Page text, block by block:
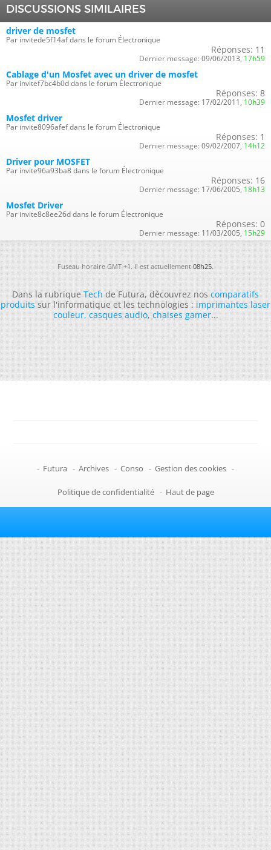
DISCUSSIONS SIMILAIRES
driver de mosfet
Par invitede5f14af dans le forum Électronique
Réponses: 11
Dernier message: 09/06/2013, 17h59
Cablage d'un Mosfet avec un driver de mosfet
Par invitef7bc4b0d dans le forum Électronique
Réponses: 8
Dernier message: 17/02/2011, 10h39
Mosfet driver
Par invite8096afef dans le forum Électronique
Réponses: 1
Dernier message: 09/02/2007, 14h12
Driver pour MOSFET
Par invite96a93ba8 dans le forum Électronique
Réponses: 16
Dernier message: 17/06/2005, 18h13
Mosfet Driver
Par invite8c8ee26d dans le forum Électronique
Réponses: 0
Dernier message: 11/03/2005, 15h29
Fuseau horaire GMT +1. Il est actuellement08h25.
Dans la rubriqueTechde Futura, découvrez noscomparatifs
produitssur l'informatique et les technologies :imprimantes laser
couleur,casques audio,chaises gamer...
- Futura - Archives - Conso - Gestion des cookies -
Politique de confidentialité - Haut de page